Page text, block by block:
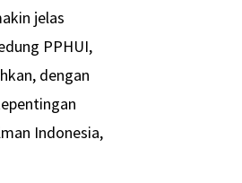
jelas
PPHUI,
dengan
Indonesia,